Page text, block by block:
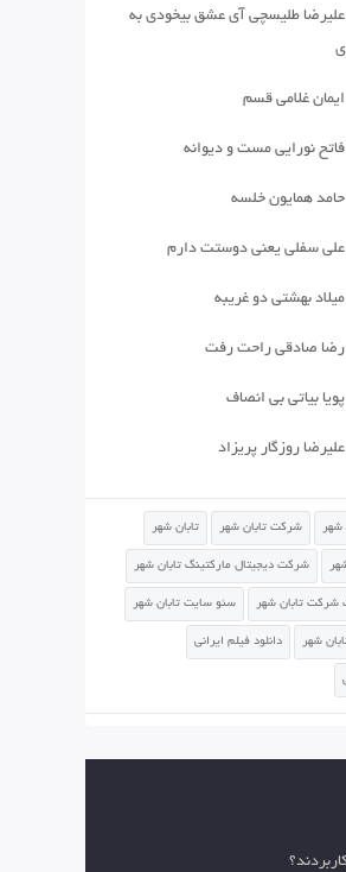
علیرضا طلیسچی آی عشق بیخودی به
غلامی قسم
نورایی مست و دیوانه
همایون خلسه
علی سفلی یعنی دوستت دارم
بهشتی دو غریبه
رضا صادقی راحت رفت
بیاتی بی انصاف
روزگار پریزاد
شرکت تابان شهر تابان شهر
شرکت دیجیتال مارکتینگ تابان شهر
تابان شهر سئو سایت تابان شهر
شهر دانلود فیلم ایرانی